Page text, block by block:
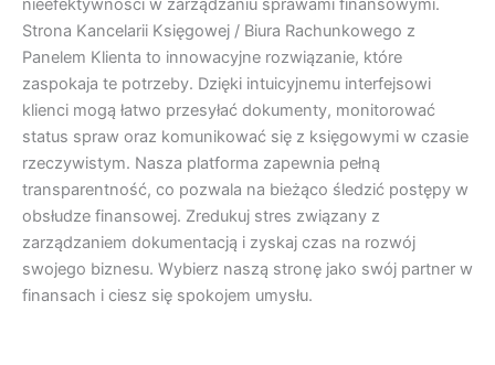
nieefektywności w zarządzaniu sprawami finansowymi.
Strona Kancelarii Księgowej / Biura Rachunkowego z
Panelem Klienta to innowacyjne rozwiązanie, które
zaspokaja te potrzeby. Dzięki intuicyjnemu interfejsowi
klienci mogą łatwo przesyłać dokumenty, monitorować
status spraw oraz komunikować się z księgowymi w czasie
rzeczywistym. Nasza platforma zapewnia pełną
transparentność, co pozwala na bieżąco śledzić postępy w
obsłudze finansowej. Zredukuj stres związany z
zarządzaniem dokumentacją i zyskaj czas na rozwój
swojego biznesu. Wybierz naszą stronę jako swój partner w
finansach i ciesz się spokojem umysłu.